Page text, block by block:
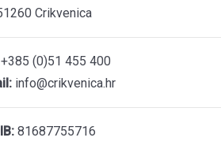
Crikvenica
(0)51 455 400
info@crikvenica.hr
81687755716